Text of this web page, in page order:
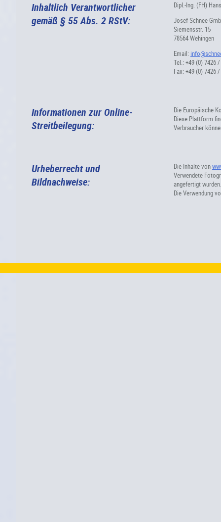
Inhaltlich Verantwortlicher
gemäß § 55 Abs. 2 RStV:
Dipl.-Ing. (FH)
Josef Schnee
Siemensstr. 15
78564 Wehingen
Email:
Tel.: +49 (0) 7426
Fax: +49 (0) 7426
Informationen zur Online-
Streitbeilegung:
Die Europäische
Diese Plattform
Verbraucher
Urheberrecht und
Bildnachweise:
Die Inhalte von
Verwendete
angefertigt wurden.
Die Verwendung